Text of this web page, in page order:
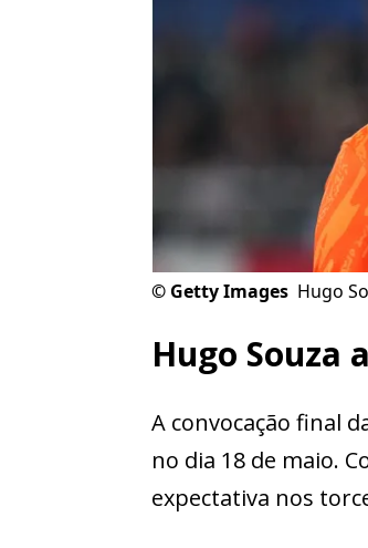
© Getty Images Hugo
Hugo Souza
A convocação final
no dia 18 de maio.
expectativa nos